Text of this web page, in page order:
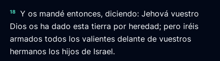
18
Y os mandé entonces, diciendo: Jehová vuestro
Dios os ha dado esta tierra por heredad; pero iréis
armados todos los valientes delante de vuestros
hermanos los hijos de Israel.